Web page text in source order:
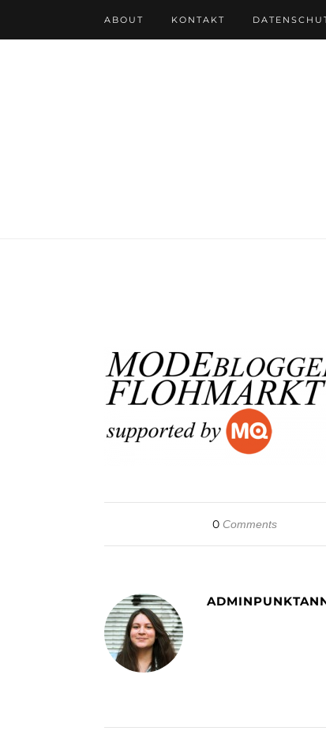
ABOUT KONTAKT
0 Comments